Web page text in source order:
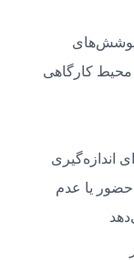
پوشش‌های
کارگاهی
اندازه‌گیری
حضور یا عدم